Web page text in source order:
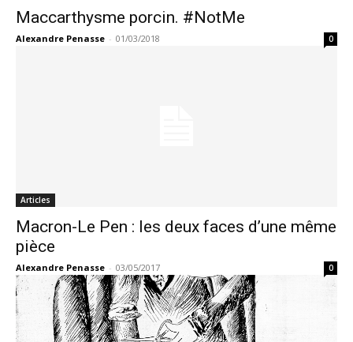
Maccarthysme porcin. #NotMe
Alexandre Penasse - 01/03/2018 0
Articles
Macron-Le Pen : les deux faces d’une même
pièce
Alexandre Penasse - 03/05/2017 0